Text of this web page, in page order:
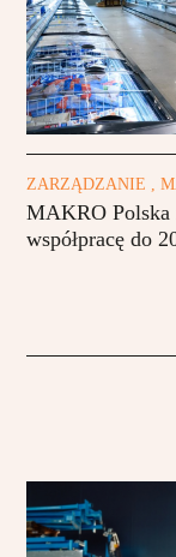
ZARZĄDZANIE ,
MAKRO Polska
współpracę do